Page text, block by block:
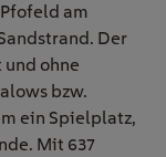
am
Der
ohne
bzw.
ein Spielplatz,
Mit 637